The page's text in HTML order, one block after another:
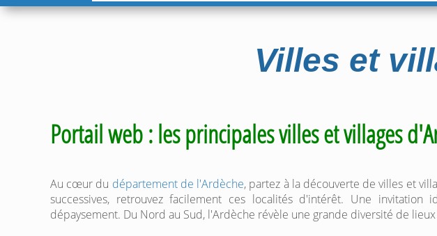
Villes et
Portail web : les principales villes et villages
Au cœur du département de l'Ardèche, partez à la découverte de villes et
successives, retrouvez facilement ces localités d'intérêt. Une invitation
dépaysement. Du Nord au Sud, l'Ardèche révèle une grande diversité de